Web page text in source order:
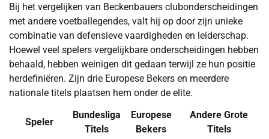
Bij het vergelijken van Beckenbauers clubonderscheidingen
met andere voetballegendes, valt hij op door zijn unieke
combinatie van defensieve vaardigheden en leiderschap.
Hoewel veel spelers vergelijkbare onderscheidingen hebben
behaald, hebben weinigen dit gedaan terwijl ze hun positie
herdefiniëren. Zijn drie Europese Bekers en meerdere
nationale titels plaatsen hem onder de elite.
Speler
Bundesliga
Titels
Europese
Bekers
Andere Grote
Titels